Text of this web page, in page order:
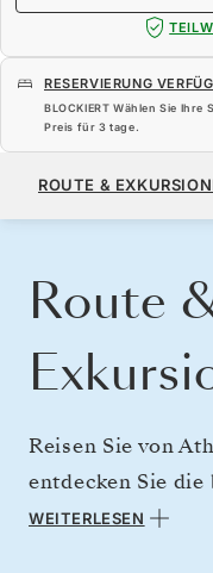
RESERVIERUNG
BLOCKIERT Wählen Sie
Preis für 3 tage.
ROUTE &
Route
Reisen Sie von
entdecken Sie
Festungsstädte
WEITERLESEN